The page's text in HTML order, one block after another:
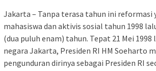
Jakarta – Tanpa terasa tahun ini reformasi
mahasiswa dan aktivis sosial tahun 1998
(dua puluh enam) tahun. Tepat 21 Mei 1998
negara Jakarta, Presiden RI HM Soeharto
pengunduran dirinya sebagai Presiden RI